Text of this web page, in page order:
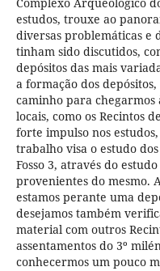
estudos, trouxe ao
diversas problemáticas e
tinham sido discutidos,
depósitos das mais
a formação dos
caminho para
locais, como os Recintos
forte impulso nos
trabalho visa o estudo
Fosso 3, através do
provenientes do mesmo.
estamos perante uma
desejamos também
material com outros
assentamentos do 3º
conhecermos um pouco